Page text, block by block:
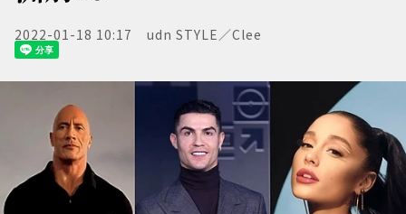
2022-01-18 10:17 udn STYLE／Clee